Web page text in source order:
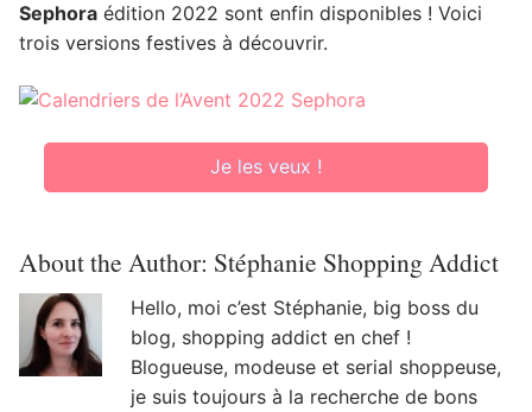
Sephora édition 2022 sont enfin disponibles ! Voici
trois versions festives à découvrir.
Je les veux !
About the Author: Stéphanie Shopping Addict
Hello, moi c’est Stéphanie, big boss du
blog, shopping addict en chef !
Blogueuse, modeuse et serial shoppeuse,
je suis toujours à la recherche de bons